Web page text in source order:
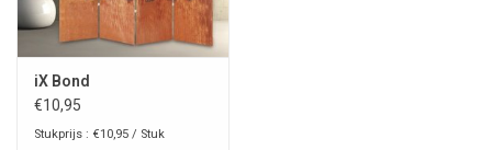
iX Bond
€10,95
Stukprijs : €10,95 / Stuk